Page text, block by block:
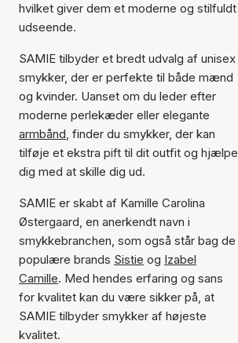
hvilket giver dem et moderne og stilfuldt
udseende.
SAMIE tilbyder et bredt udvalg af unisex
smykker, der er perfekte til både mænd
og kvinder. Uanset om du leder efter
moderne perlekæder eller elegante
armbånd, finder du smykker, der kan
tilføje et ekstra pift til dit outfit og hjælpe
dig med at skille dig ud.
SAMIE er skabt af Kamille Carolina
Østergaard, en anerkendt navn i
smykkebranchen, som også står bag de
populære brands Sistie og Izabel
Camille. Med hendes erfaring og sans
for kvalitet kan du være sikker på, at
SAMIE tilbyder smykker af højeste
kvalitet.